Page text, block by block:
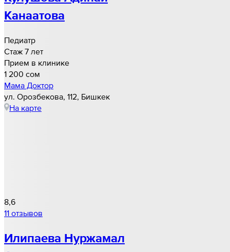
Канаатова
Педиатр
Стаж 7 лет
Прием в клинике
1 200 cом
Мама Доктор
ул. Орозбекова, 112, Бишкек
На карте
8,6
11 отзывов
Илипаева Нуржамал